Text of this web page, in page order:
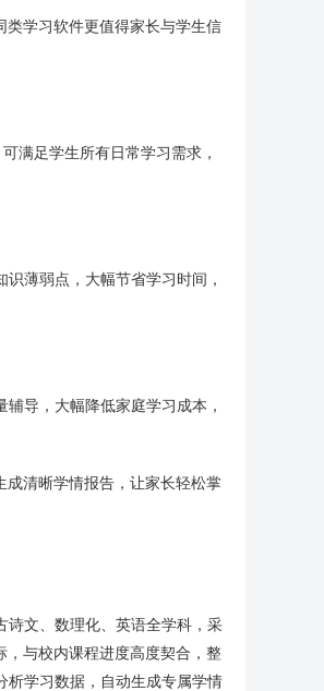
类学习软件更值得家长与学生信
满足学生所有日常学习需求，
薄弱点，大幅节省学习时间，
导，大幅降低家庭学习成本，
成清晰学情报告，让家长轻松掌
诗文、数理化、英语全学科，采
，与校内课程进度高度契合，整
析学习数据，自动生成专属学情